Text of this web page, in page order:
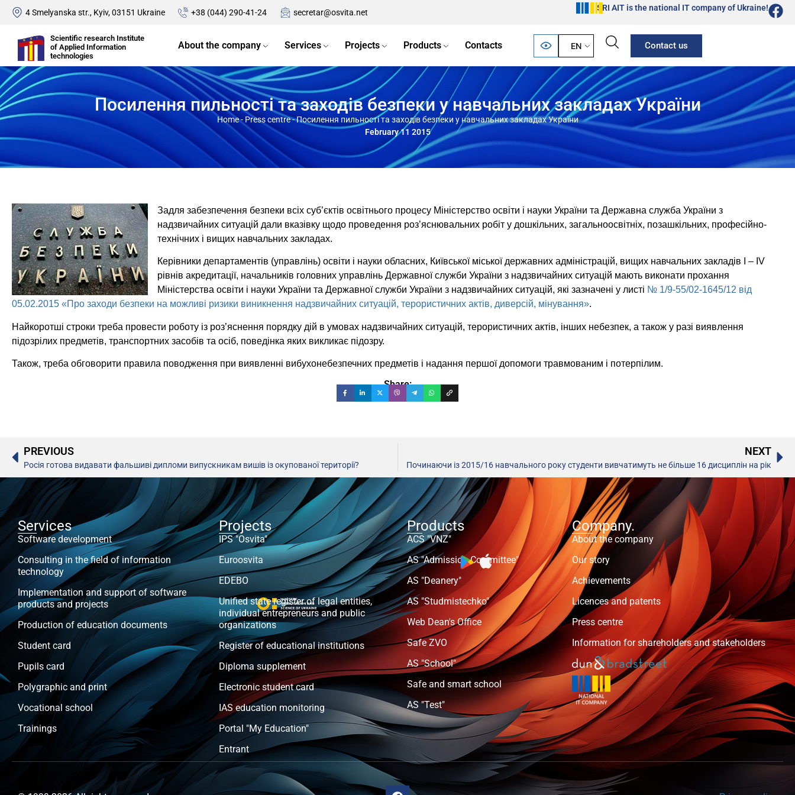
4 Smelyanska str., Kyiv, 03151 Ukraine +38 (044) 290-41-24 secretar@osvita.net
SRI AIT is the national IT company of Ukraine!
Scientific research Institute
of Applied Information
technologies
About the company Services Projects Products Contacts EN Contact us
Посилення пильності та заходів безпеки у навчальних закладах України
Home- Press centre-Посилення пильності та заходів безпеки у навчальних закладах України
February 11 2015
Задля забезпечення безпеки всіх суб’єктів освітнього процесу Міністерство освіти і науки України та Державна служба України з
надзвичайних ситуацій дали вказівку щодо проведення роз’яснювальних робіт у дошкільних, загальноосвітніх, позашкільних, професійно-
технічних і вищих навчальних закладах.
Керівники департаментів (управлінь) освіти і науки обласних, Київської міської державних адміністрацій, вищих навчальних закладів І – IV
рівнів акредитації, начальників головних управлінь Державної служби України з надзвичайних ситуацій мають виконати прохання
Міністерства освіти і науки України та Державної служби України з надзвичайних ситуацій, які зазначені у листі № 1/9-55/02-1645/12 від
05.02.2015 «Про заходи безпеки на можливі ризики виникнення надзвичайних ситуацій, терористичних актів, диверсій, мінування».
Найкоротші строки треба провести роботу із роз’яснення порядку дій в умовах надзвичайних ситуацій, терористичних актів, інших небезпек, а також у разі виявлення
підозрілих предметів, транспортних засобів та осіб, поведінка яких викликає підозру.
Також, треба обговорити правила поводження при виявленні вибухонебезпечних предметів і надання першої допомоги травмованим і потерпілим.
Share:
PREVIOUS
Росія готова видавати фальшиві дипломи випускникам вишів із окупованої території?
NEXT
Починаючи із 2015/16 навчального року студенти вивчатимуть не більше 16 дисциплін на рік
Services
Software development
Consulting in the field of information
technology
Implementation and support of software
products and projects
Production of education documents
Student card
Pupils card
Polygraphic and print
Vocational school
Trainings
Projects
IPS "Osvita"
Euroosvita
EDEBO
Unified state register of legal entities,
individual entrepreneurs and public
organizations
Register of educational institutions
Diploma supplement
Electronic student card
IAS education monitoring
Portal "My Education"
Entrant
Products
ACS "VNZ"
AS "Admission Committee"
AS "Deanery"
AS "Studmistechko"
Web Dean's Office
Safe ZVO
AS "School"
Safe and smart school
AS "Test"
Company.
About the company
Our story
Achievements
Licences and patents
Press centre
Information for shareholders and stakeholders